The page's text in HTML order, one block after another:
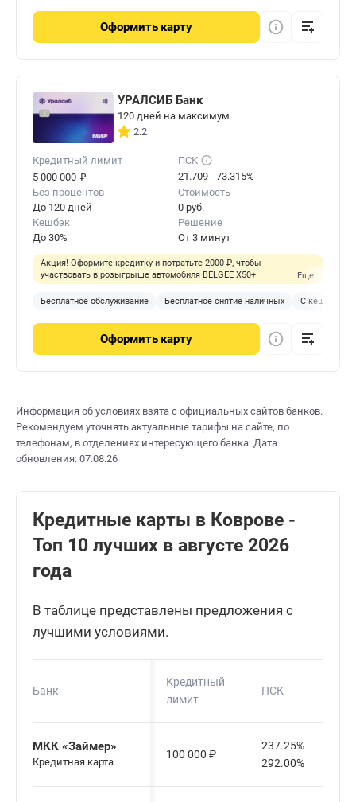
Оформить карту
УРАЛСИБ Банк
120 дней на максимум
2.2
Кредитный лимит
5 000 000 ₽
ПСК
21.709 - 73.315%
Без процентов
До 120 дней
Стоимость
0 руб.
Кешбэк
До 30%
Решение
От 3 минут
Акция! Оформите кредитку и потратьте 2000 ₽, чтобы
участвовать в розыгрыше автомобиля BELGEE X50+
Еще
Бесплатное обслуживание Бесплатное снятие наличных С кешбэком
Оформить карту
Информация об условиях взята с официальных сайтов банков.
Рекомендуем уточнять актуальные тарифы на сайте, по
телефонам, в отделениях интересующего банка. Дата
обновления: 07.08.26
Кредитные карты в Коврове -
Топ 10 лучших в августе 2026
года
В таблице представлены предложения с
лучшими условиями.
Банк
Кредитный
лимит
ПСК
МКК «Займер»
Кредитная карта
100 000 ₽
237.25% -
292.00%